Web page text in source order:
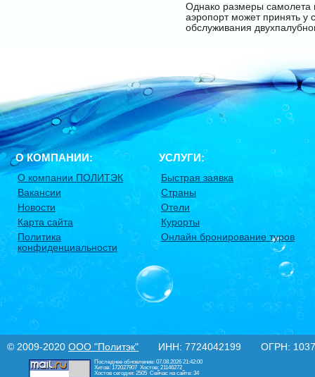
Однако размеры самолета
аэропорт может принять у
обслуживания
О КОМПАНИИ:
О компании ПОЛИТЭК
Вакансии
Новости
Карта сайта
Политика
конфиденциальности
УСЛУГИ:
Быстрая заявка
Страны
Отели
Курорты
Онлайн бронирование туров
© 2009-2020 ООО "Политэк" ИНН: 7724042199 ОГРН:
Последнее обновление: 07.08.2026 21:42:00
Хитов: 172027907 Хостов: 21146272
Хостов сегодня: 2505 Сейчас на сайте: 34